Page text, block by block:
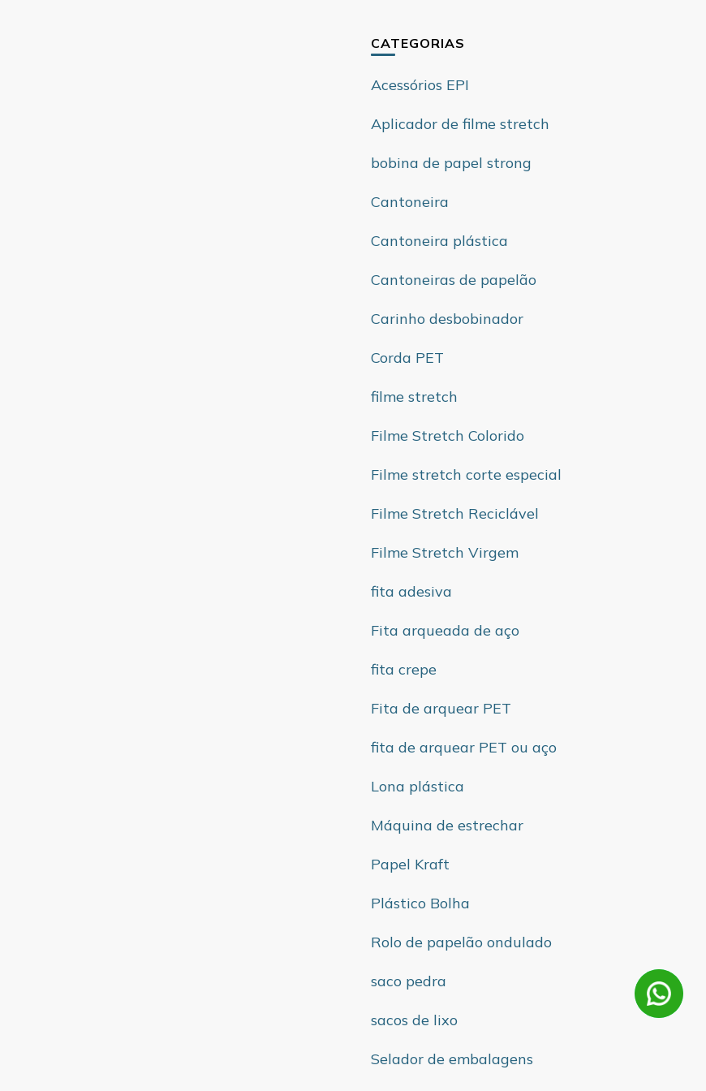
CATEGORIAS
Acessórios EPI
Aplicador de filme stretch
bobina de papel strong
Cantoneira
Cantoneira plástica
Cantoneiras de papelão
Carinho desbobinador
Corda PET
filme stretch
Filme Stretch Colorido
Filme stretch corte especial
Filme Stretch Reciclável
Filme Stretch Virgem
fita adesiva
Fita arqueada de aço
fita crepe
Fita de arquear PET
fita de arquear PET ou aço
Lona plástica
Máquina de estrechar
Papel Kraft
Plástico Bolha
Rolo de papelão ondulado
saco pedra
sacos de lixo
Selador de embalagens